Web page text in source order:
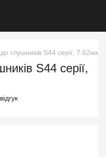
глушників S44 серії, 7.62мм
S44 серії,